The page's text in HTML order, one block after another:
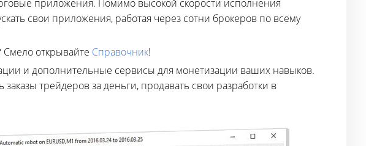
приложения. Помимо высокой скорости исполнения
свои приложения, работая через сотни брокеров по всему
Смело открывайте Справочник!
и дополнительные сервисы для монетизации ваших навыков.
трейдеров за деньги, продавать свои разработки в